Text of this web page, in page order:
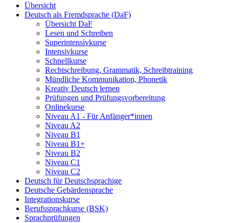
Übersicht
Deutsch als Fremdsprache (DaF)
Übersicht DaF
Lesen und Schreiben
Superintensivkurse
Intensivkurse
Schnellkurse
Rechtschreibung, Grammatik, Schreibtraining
Mündliche Kommunikation, Phonetik
Kreativ Deutsch lernen
Prüfungen und Prüfungsvorbereitung
Onlinekurse
Niveau A1 - Für Anfänger*innen
Niveau A2
Niveau B1
Niveau B1+
Niveau B2
Niveau C1
Niveau C2
Deutsch für Deutschsprachige
Deutsche Gebärdensprache
Integrationskurse
Berufssprachkurse (BSK)
Sprachprüfungen